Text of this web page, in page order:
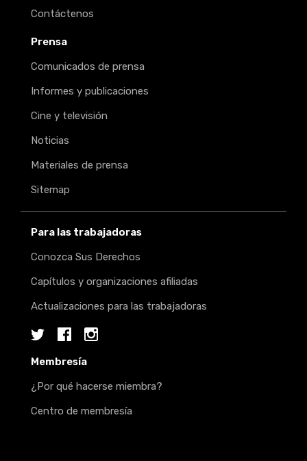
Contáctenos
Prensa
Comunicados de prensa
Informes y publicaciones
Cine y televisión
Noticias
Materiales de prensa
Sitemap
Para las trabajadoras
Conozca Sus Derechos
Capítulos y organizaciones afiliadas
Actualizaciones para las trabajadoras
TwitterFacebookInstagram
Membresía
¿Por qué hacerse miembra?
Centro de membresía